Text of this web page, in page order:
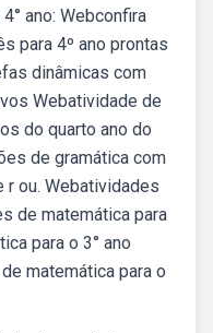
ano: Webconfira
para 4º ano prontas
dinâmicas com
Webatividade de
do quarto ano do
de gramática com
r ou. Webatividades
de matemática para
para o 3° ano
matemática para o